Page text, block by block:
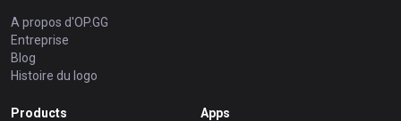
A propos d'OP.GG
Entreprise
Blog
Histoire du logo
Products Apps